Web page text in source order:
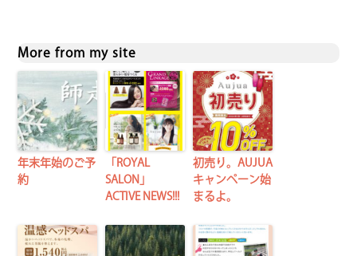
More from my site
年末年始のご予
約
「ROYAL
SALON」
ACTIVE NEWS!!!
初売り。AUJUA
キャンペーン始
まるよ。